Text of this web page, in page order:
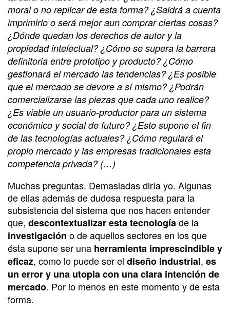
moral o no replicar de esta forma? ¿Saldrá a cuenta
imprimirlo o será mejor aun comprar ciertas cosas?
¿Dónde quedan los derechos de autor y la
propiedad intelectual? ¿Cómo se supera la barrera
definitoria entre prototipo y producto? ¿Cómo
gestionará el mercado las tendencias? ¿Es posible
que el mercado se devore a sí mismo? ¿Podrán
comercializarse las piezas que cada uno realice?
¿Es viable un usuario-productor para un sistema
económico y social de futuro? ¿Esto supone el fin
de las tecnologías actuales? ¿Cómo regulará el
propio mercado y las empresas tradicionales esta
competencia privada? (…)
Muchas preguntas. Demasiadas diría yo. Algunas
de ellas además de dudosa respuesta para la
subsistencia del sistema que nos hacen entender
que, descontextualizar esta tecnologíade la
investigación o de aquellos sectores en los que
ésta supone ser una herramienta imprescindible y
eficaz, como lo puede ser el diseño industrial, es
un error y una utopia con una clara intención de
mercado. Por lo menos en este momento y de esta
forma.